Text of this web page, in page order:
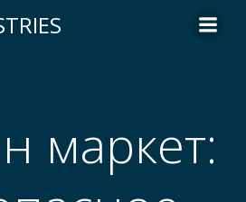
to
маркет: